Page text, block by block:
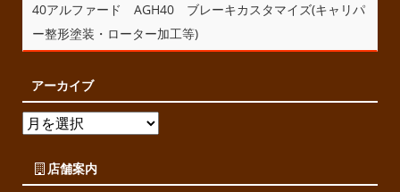
40アルファード AGH40 ブレーキカスタマイズ(キャリパ
ー整形塗装・ローター加工等)
アーカイブ
店舗案内